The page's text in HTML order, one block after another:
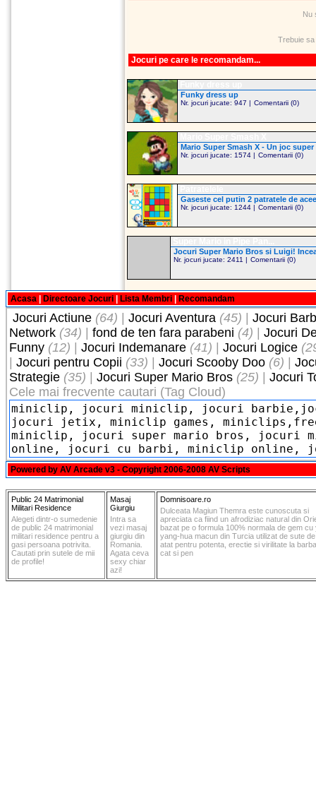
Nu
Trebuie
Jocuri pe care le recomandam...
Funky dress up
Nr. jocuri jucate: 947 | Comentarii (0)
Mario Super Smash X - Un joc
Nr. jocuri jucate: 1574 | Comentarii (0)
Gaseste cel putin 2 patratele de
Nr. jocuri jucate: 1244 | Comentarii (0)
Jocuri Super Mario Bros si Luigi!
Nr. jocuri jucate: 2411 | Comentarii (0)
Acasa Directoare Jocuri Lista Membri Recomandam
Jocuri Actiune (64) Jocuri Aventura (45)
Jocuri
Network (34) fond de ten fara parabeni (4)
Jocuri
Funny (12) Jocuri Indemanare (41) Jocuri Logice
Jocuri pentru Copii (33) Jocuri Scooby Doo (6)
Strategie (35) Jocuri Super Mario Bros (25)
Jocuri
Cele mai frecvente cautari (Tag Cloud)
Powered by AV Arcade v3 - Copyright 2006-2008 AV Scripts
Public 24 Matrimonial
Militari Residence
Alegeti dintr-o sumedenie
de public 24 matrimonial
militari residence pentru a
gasi persoana potrivita.
Cautati prin sutele de mii
de profile!
Masaj
Giurgiu
Intra sa
vezi masaj
giurgiu din
Romania.
Agata ceva
sexy chiar
azi!
Domnisoare.ro
Dulceata Magiun Themra este cunoscuta si
apreciata ca fiind un afrodiziac natural din
bazat pe o formula 100% normala de gem cu
yang-hua macun din Turcia utilizat de sute
atat pentru potenta, erectie si virilitate la
cat si pen